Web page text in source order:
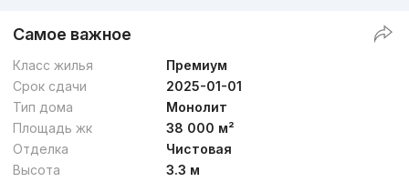
Самое важное
Класс жилья
Премиум
Срок сдачи
2025-01-01
Тип дома
Монолит
Площадь жк
38 000 м²
Отделка
Чистовая
Высота
3.3 м